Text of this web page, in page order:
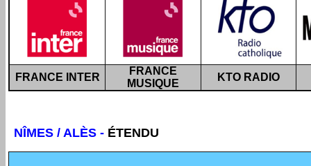
FRANCE INTER
FRANCE
MUSIQUE
KTO RADIO
NÎMES / ALÈS - ÉTENDU